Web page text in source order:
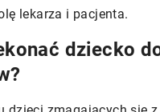
lekarza i pacjenta.
dziecko